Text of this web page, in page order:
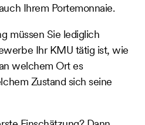
Ihrem Portemonnaie.
müssen Sie lediglich
Ihr KMU tätig ist, wie
welchem Ort es
Zustand sich seine